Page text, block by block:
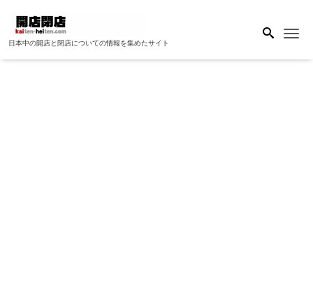
日本中の開店と閉店についての情報を集めたサイト